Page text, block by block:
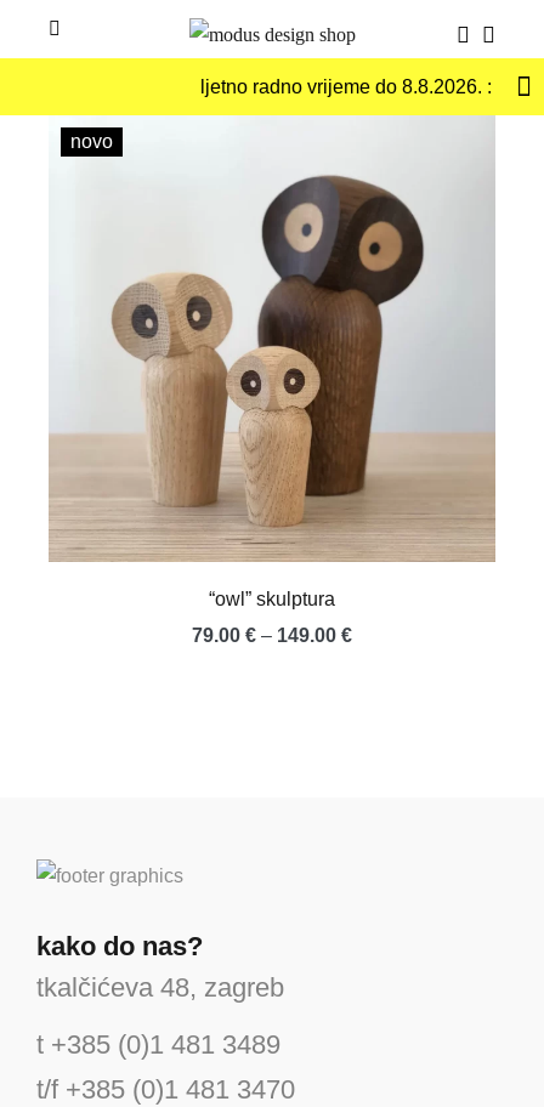
Menu
Toggle
Toggle
Cart
ljetno radno vrijeme do 8.8.2026. : pon-
novo
“owl” skulptura
79.00 € – 149.00 €Raspon
kako do nas?
tkalčićeva 48, zagreb
t +385 (0)1 481 3489
t/f +385 (0)1 481 3470